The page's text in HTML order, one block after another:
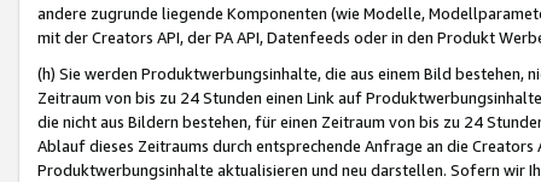
andere zugrunde liegende Komponenten (wie Modelle,
mit der Creators API, der PA API, Datenfeeds oder in den Produkt
(h) Sie werden Produktwerbungsinhalte, die aus einem Bild bestehen,
Zeitraum von bis zu 24 Stunden einen Link auf
die nicht aus Bildern bestehen, für einen Zeitraum von bis zu 24
Ablauf dieses Zeitraums durch entsprechende Anfrage an die
Produktwerbungsinhalte aktualisieren und neu darstellen. Sofern wir